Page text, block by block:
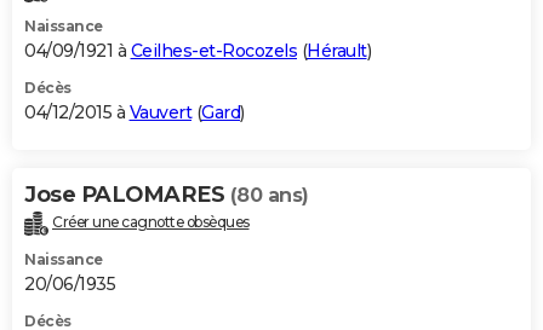
Naissance
04/09/1921 à Ceilhes-et-Rocozels (Hérault)
Décès
04/12/2015 à Vauvert(Gard)
Jose PALOMARES (80 ans)
Créer une cagnotte obsèques
Naissance
20/06/1935
Décès